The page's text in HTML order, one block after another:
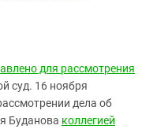
для рассмотрения
суд. 16 ноября
дела об
Буданова коллегией